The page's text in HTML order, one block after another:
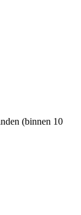
(binnen 10